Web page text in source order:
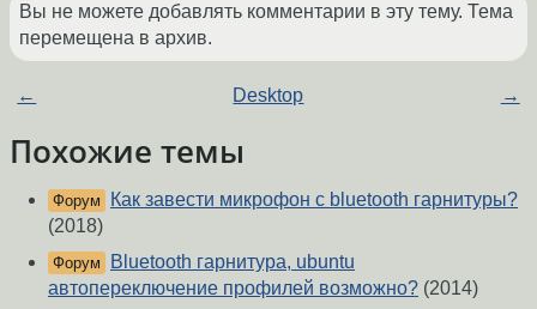
Вы не можете добавлять комментарии в эту тему. Тема
перемещена в архив.
← Desktop →
Похожие темы
Форум
Как завести микрофон с bluetooth гарнитуры?
(2018)
Форум
Bluetooth гарнитура, ubuntu
автопереключение профилей возможно? (2014)